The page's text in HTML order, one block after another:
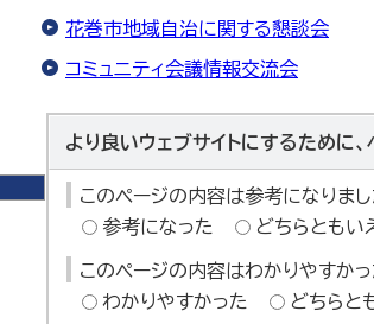
花巻市地域自治に関する懇談会
コミュニティ会議情報交流会
より良いウェブサイトにするために
このページの内容は参考になりま
参考になった
どちらともい
このページの内容はわかりやすか
わかりやすかった
どちらと